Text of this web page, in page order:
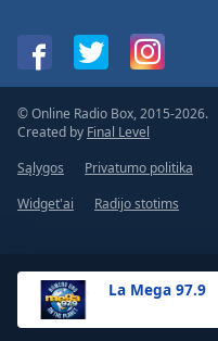
La Mega 97.9
© Online Radio Box, 2015-2026.
Created by Final Level
Sąlygos
Privatumo politika
Widget'ai
Radijo stotims